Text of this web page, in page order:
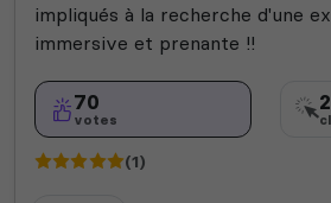
impliqués à la recherche d'une
immersive et prenante !!
70
votes
(1)